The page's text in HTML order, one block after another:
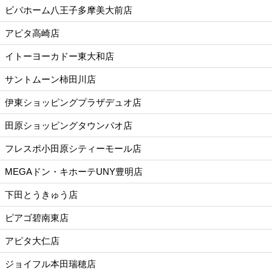
ビバホーム八王子多摩美大前店
アピタ高崎店
イトーヨーカドー東大和店
サントムーン柿田川店
伊東ショッピングプラザデュオ店
田原ショッピングタウンパオ店
フレスポ小田原シティーモール店
MEGAドン・キホーテUNY豊明店
下田とうきゅう店
ピアゴ碧南東店
アピタ大仁店
ジョイフル本田瑞穂店